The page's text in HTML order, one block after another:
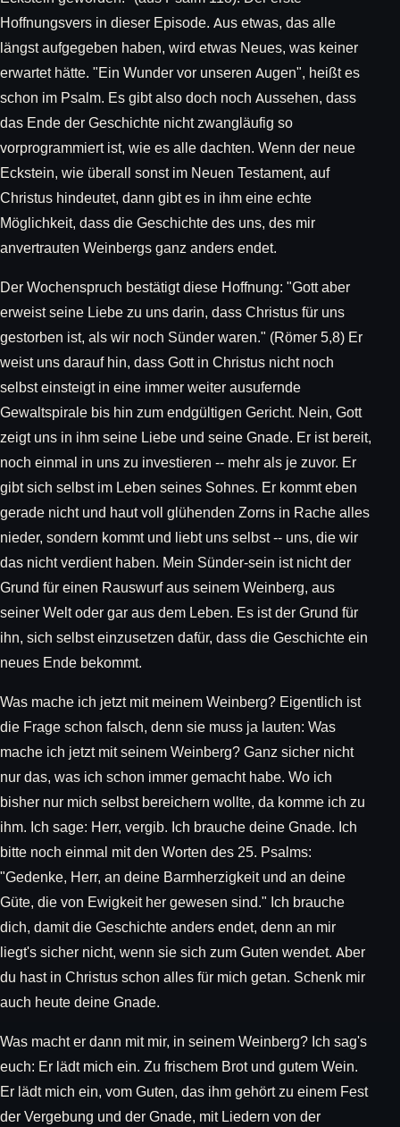
Hoffnungsvers in dieser Episode. Aus etwas, das alle
längst aufgegeben haben, wird etwas Neues, was keiner
erwartet hätte. "Ein Wunder vor unseren Augen", heißt es
schon im Psalm. Es gibt also doch noch Aussehen, dass
das Ende der Geschichte nicht zwangläufig so
vorprogrammiert ist, wie es alle dachten. Wenn der neue
Eckstein, wie überall sonst im Neuen Testament, auf
Christus hindeutet, dann gibt es in ihm eine echte
Möglichkeit, dass die Geschichte des uns, des mir
anvertrauten Weinbergs ganz anders endet.
Der Wochenspruch bestätigt diese Hoffnung: "Gott aber
erweist seine Liebe zu uns darin, dass Christus für uns
gestorben ist, als wir noch Sünder waren." (Römer 5,8) Er
weist uns darauf hin, dass Gott in Christus nicht noch
selbst einsteigt in eine immer weiter ausufernde
Gewaltspirale bis hin zum endgültigen Gericht. Nein, Gott
zeigt uns in ihm seine Liebe und seine Gnade. Er ist bereit,
noch einmal in uns zu investieren -- mehr als je zuvor. Er
gibt sich selbst im Leben seines Sohnes. Er kommt eben
gerade nicht und haut voll glühenden Zorns in Rache alles
nieder, sondern kommt und liebt uns selbst -- uns, die wir
das nicht verdient haben. Mein Sünder-sein ist nicht der
Grund für einen Rauswurf aus seinem Weinberg, aus
seiner Welt oder gar aus dem Leben. Es ist der Grund für
ihn, sich selbst einzusetzen dafür, dass die Geschichte ein
neues Ende bekommt.
Was mache ich jetzt mit meinem Weinberg? Eigentlich ist
die Frage schon falsch, denn sie muss ja lauten: Was
mache ich jetzt mit seinem Weinberg? Ganz sicher nicht
nur das, was ich schon immer gemacht habe. Wo ich
bisher nur mich selbst bereichern wollte, da komme ich zu
ihm. Ich sage: Herr, vergib. Ich brauche deine Gnade. Ich
bitte noch einmal mit den Worten des 25. Psalms:
"Gedenke, Herr, an deine Barmherzigkeit und an deine
Güte, die von Ewigkeit her gewesen sind." Ich brauche
dich, damit die Geschichte anders endet, denn an mir
liegt's sicher nicht, wenn sie sich zum Guten wendet. Aber
du hast in Christus schon alles für mich getan. Schenk mir
auch heute deine Gnade.
Was macht er dann mit mir, in seinem Weinberg? Ich sag's
euch: Er lädt mich ein. Zu frischem Brot und gutem Wein.
Er lädt mich ein, vom Guten, das ihm gehört zu einem Fest
der Vergebung und der Gnade, mit Liedern von der